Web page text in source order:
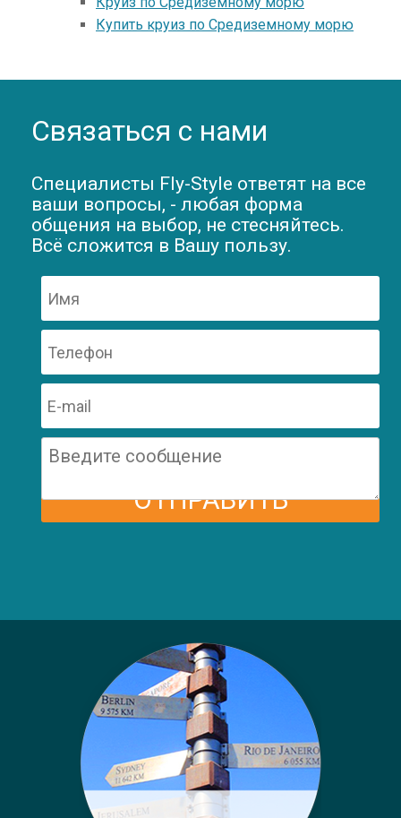
Купить круиз по Средиземному морю
Связаться с нами
Специалисты Fly-Style ответят на все
ваши вопросы, - любая форма
общения на выбор, не стесняйтесь.
Всё сложится в Вашу пользу.